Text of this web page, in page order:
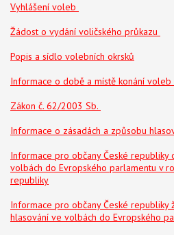
Vyhlášení voleb
Žádost o vydání voličského průkazu
Popis a sídlo volebních okrsků
Informace o době a místě konání voleb
Zákon č. 62/2003 Sb.
Informace o zásadách a způsobu
Informace pro občany České republiky
volbách do Evropského parlamentu v
republiky
Informace pro občany České republiky
hlasování ve volbách do Evropského